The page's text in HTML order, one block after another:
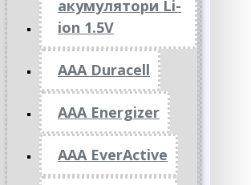
акумулятори Li-
ion 1.5V
AAA Duracell
AAA Energizer
AAA EverActive